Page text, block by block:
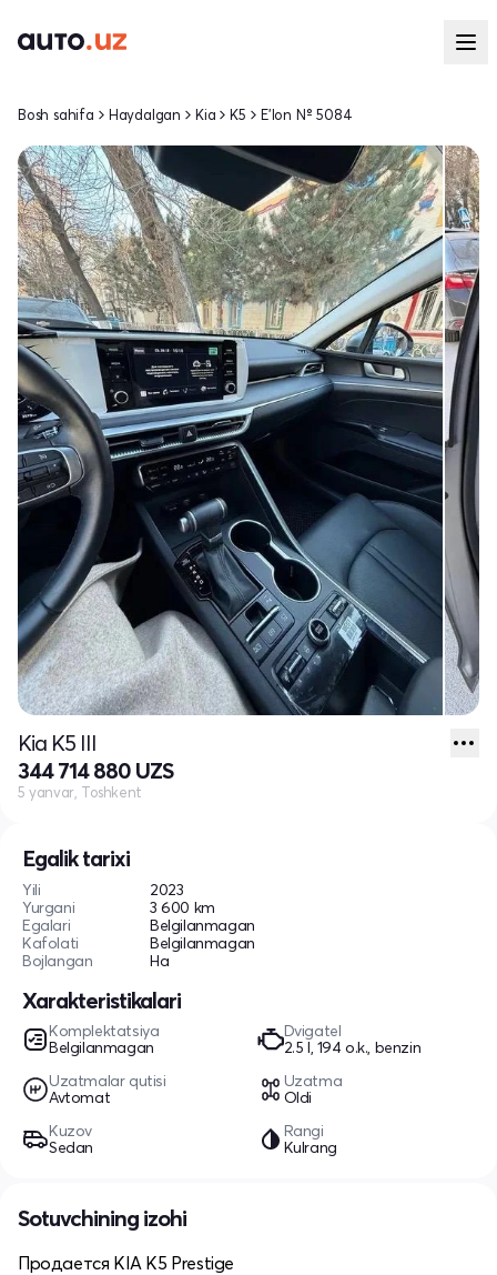
Egalik tarixi
Yili
2023
Yurgani
3 600 km
Egalari
Belgilanmagan
Kafolati
Belgilanmagan
Bojlangan
Ha
Xarakteristikalari
Komplektatsiya
Belgilanmagan
Dvigatel
2.5 l, 194 o.k., benzin
Uzatmalar qutisi
Avtomat
Uzatma
Oldi
Kuzov
Sedan
Rangi
Kulrang
Bosh sahifa Haydalgan Kia K5 E'lon № 5084
Kia K5 III
344 714 880 UZS
5 yanvar, Toshkent
Sotuvchining izohi
Продается KIA K5 Prestige